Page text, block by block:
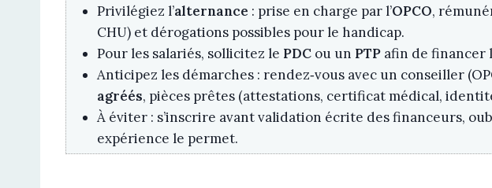
Privilégiez l’alternance : prise en charge par l’OPCO,
CHU) et dérogations possibles pour le handicap.
Pour les salariés, sollicitez le PDC ou un PTP afin de financer
Anticipez les démarches : rendez‑vous avec un conseiller
agréés, pièces prêtes (attestations, certificat médical,
À éviter : s’inscrire avant validation écrite des financeurs,
expérience le permet.